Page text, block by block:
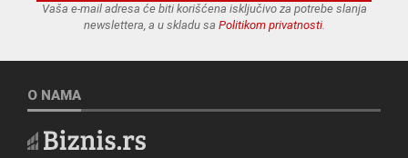
Vaša e-mail adresa će biti korišćena isključivo za potrebe slanja
newslettera, a u skladu sa Politikom privatnosti.
O NAMA